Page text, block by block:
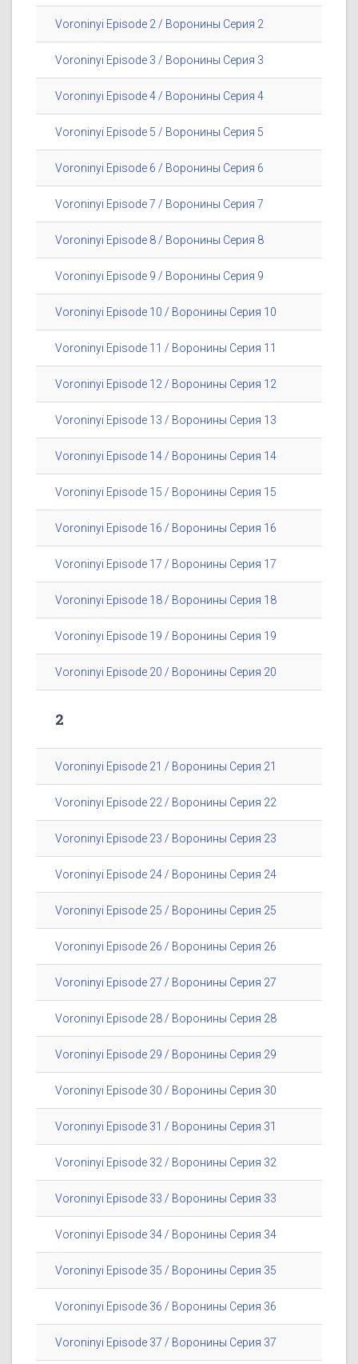
Voroninyi Episode 2 / Воронины Серия 2
Voroninyi Episode 3 / Воронины Серия 3
Voroninyi Episode 4 / Воронины Серия 4
Voroninyi Episode 5 / Воронины Серия 5
Voroninyi Episode 6 / Воронины Серия 6
Voroninyi Episode 7 / Воронины Серия 7
Voroninyi Episode 8 / Воронины Серия 8
Voroninyi Episode 9 / Воронины Серия 9
Voroninyi Episode 10 / Воронины Серия 10
Voroninyi Episode 11 / Воронины Серия 11
Voroninyi Episode 12 / Воронины Серия 12
Voroninyi Episode 13 / Воронины Серия 13
Voroninyi Episode 14 / Воронины Серия 14
Voroninyi Episode 15 / Воронины Серия 15
Voroninyi Episode 16 / Воронины Серия 16
Voroninyi Episode 17 / Воронины Серия 17
Voroninyi Episode 18 / Воронины Серия 18
Voroninyi Episode 19 / Воронины Серия 19
Voroninyi Episode 20 / Воронины Серия 20
2
Voroninyi Episode 21 / Воронины Серия 21
Voroninyi Episode 22 / Воронины Серия 22
Voroninyi Episode 23 / Воронины Серия 23
Voroninyi Episode 24 / Воронины Серия 24
Voroninyi Episode 25 / Воронины Серия 25
Voroninyi Episode 26 / Воронины Серия 26
Voroninyi Episode 27 / Воронины Серия 27
Voroninyi Episode 28 / Воронины Серия 28
Voroninyi Episode 29 / Воронины Серия 29
Voroninyi Episode 30 / Воронины Серия 30
Voroninyi Episode 31 / Воронины Серия 31
Voroninyi Episode 32 / Воронины Серия 32
Voroninyi Episode 33 / Воронины Серия 33
Voroninyi Episode 34 / Воронины Серия 34
Voroninyi Episode 35 / Воронины Серия 35
Voroninyi Episode 36 / Воронины Серия 36
Voroninyi Episode 37 / Воронины Серия 37